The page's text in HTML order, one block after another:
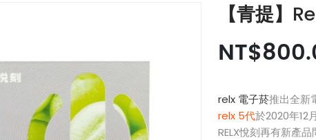
【青提】
relx 電子菸推出全新
relx 5代於2020年12
RELX悅刻再有新產